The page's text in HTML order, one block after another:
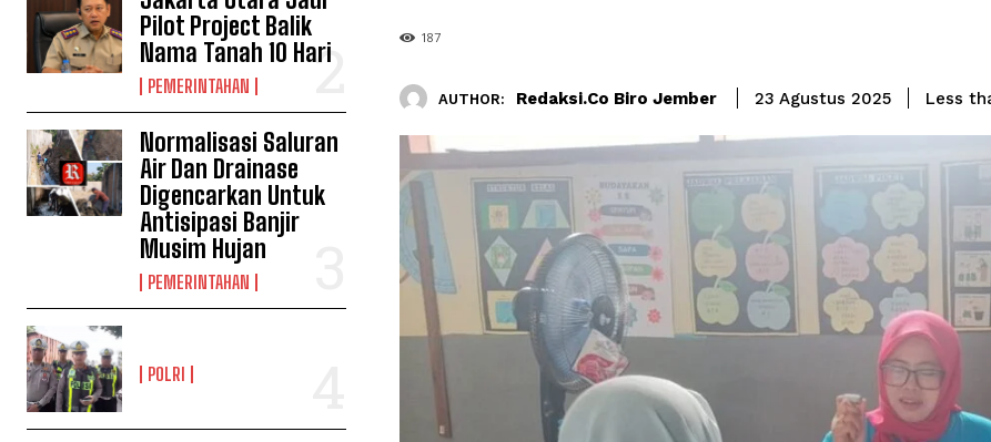
Pilot Project Balik
Nama Tanah 10 Hari
PEMERINTAHAN
Normalisasi Saluran
Air Dan Drainase
Digencarkan Untuk
Antisipasi Banjir
Musim Hujan
PEMERINTAHAN
POLRI
187
AUTHOR: Redaksi.co Biro Jember 23 Agustus 2025 Less